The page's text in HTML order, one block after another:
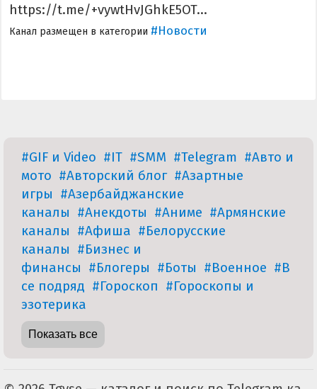
https://t.me/+vywtHvJGhkE5OT...
Канал размещен в категории #Новости
#GIF и Video #IT #SMM #Telegram #Авто и
мото #Авторский блог #Азартные
игры #Азербайджанские
каналы #Анекдоты #Аниме #Армянские
каналы #Афиша #Белорусские
каналы #Бизнес и
финансы #Блогеры #Боты #Военное #В
се подряд #Гороскоп #Гороскопы и
эзотерика
Показать все